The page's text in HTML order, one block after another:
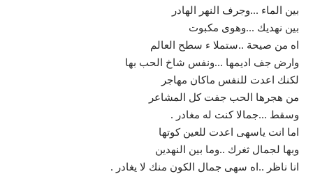
بين الماء …وجرف النهر الهادر
بين نهديك …وهوى مكبوت
اه من صيحة ..ستملا ء سطح العالم
وارض جف اديمها …ونفس شاخ الحب بها
لكنك اعدت للنفس ماكان مهاجر
من هجرها الحب جفت كل المشاعر
وسقط …جمالا كنت له مغادر .
اما انت ياسهى اعدت للعين كوتها
وبها لجمال ثغرك ..وما بين النهدين
انا ناظر ..اه سهى جمال الكون منك لا يغادر .